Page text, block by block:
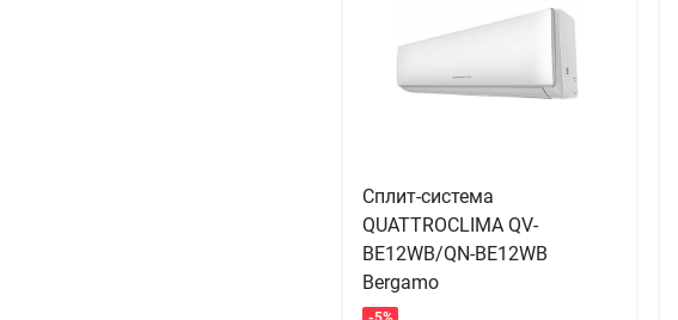
Сплит-система
QUATTROCLIMA QV-
BE12WB/QN-BE12WB
Bergamo